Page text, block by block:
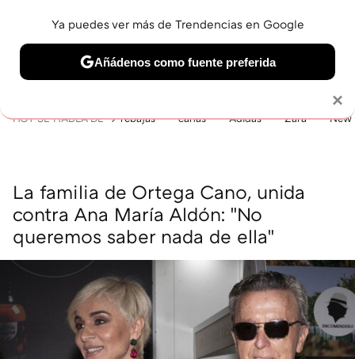
BELLEZA SHOPPING VIAJES GASTRO SNEAKERS
HOY SE HABLA DE rebajas canas Adidas Zara New
La familia de Ortega Cano, unida
contra Ana María Aldón: "No
queremos saber nada de ella"
×
Ya puedes ver más de Trendencias en Google
Añádenos como fuente preferida